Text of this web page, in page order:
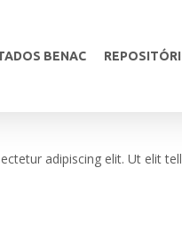
BENAC
adipiscing elit. Ut elit